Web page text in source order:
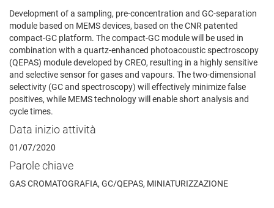
Development of a sampling, pre-concentration and GC-separation
module based on MEMS devices, based on the CNR patented
compact-GC platform. The compact-GC module will be used in
combination with a quartz-enhanced photoacoustic spectroscopy
(QEPAS) module developed by CREO, resulting in a highly sensitive
and selective sensor for gases and vapours. The two-dimensional
selectivity (GC and spectroscopy) will effectively minimize false
positives, while MEMS technology will enable short analysis and
cycle times.
Data inizio attività
01/07/2020
Parole chiave
GAS CROMATOGRAFIA, GC/QEPAS, MINIATURIZZAZIONE